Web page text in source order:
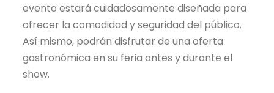
evento estará cuidadosamente diseñada para
ofrecer la comodidad y seguridad del público.
Así mismo, podrán disfrutar de una oferta
gastronómica en su feria antes y durante el
show.